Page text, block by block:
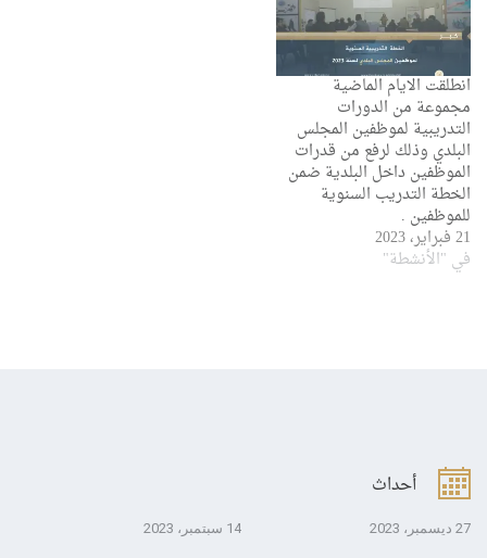
انطلقت الايام الماضية
مجموعة من الدورات
التدريبية لموظفين المجلس
البلدي وذلك لرفع من قدرات
الموظفين داخل البلدية ضمن
الخطة التدريب السنوية
للموظفين .
21 فبراير، 2023
في "الأنشطة"
أحداث
27 ديسمبر، 2023 14 سبتمبر، 2023